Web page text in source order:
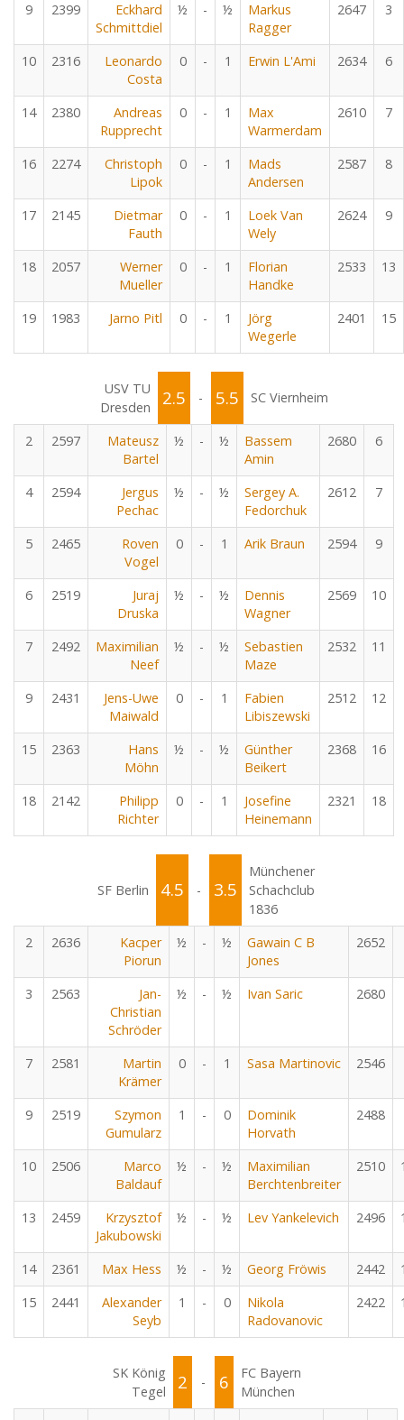
9 2399
Eckhard
Schmittdiel
½ - ½
Markus
Ragger
2647 3
10 2316
Leonardo
Costa
0 - 1 Erwin L'Ami 2634 6
14 2380
Andreas
Rupprecht
0 - 1
Max
Warmerdam
2610 7
16 2274
Christoph
Lipok
0 - 1
Mads
Andersen
2587 8
17 2145
Dietmar
Fauth
0 - 1
Loek Van
Wely
2624 9
18 2057
Werner
Mueller
0 - 1
Florian
Handke
2533 13
19 1983 Jarno Pitl 0 - 1
Jörg
Wegerle
2401 15
USV TU
Dresden
2.5 - 5.5 SC Viernheim
2 2597
Mateusz
Bartel
½ - ½
Bassem
Amin
2680 6
4 2594
Jergus
Pechac
½ - ½
Sergey A.
Fedorchuk
2612 7
5 2465
Roven
Vogel
0 - 1 Arik Braun 2594 9
6 2519
Juraj
Druska
½ - ½
Dennis
Wagner
2569 10
7 2492
Maximilian
Neef
½ - ½
Sebastien
Maze
2532 11
9 2431
Jens-Uwe
Maiwald
0 - 1
Fabien
Libiszewski
2512 12
15 2363
Hans
Möhn
½ - ½
Günther
Beikert
2368 16
18 2142
Philipp
Richter
0 - 1
Josefine
Heinemann
2321 18
SF Berlin 4.5 - 3.5
Münchener
Schachclub
1836
2
2636
Kacper
Piorun
½ - ½
Gawain C B
Jones
2652
3 2563
Jan-
Christian
Schröder
½ - ½ Ivan Saric 2680
7 2581
Martin
Krämer
0 - 1 Sasa Martinovic 2546
9 2519
Szymon
Gumularz
1 - 0
Dominik
Horvath
2488
10 2506
Marco
Baldauf
½ - ½
Maximilian
Berchtenbreiter
2510
13 2459
Krzysztof
Jakubowski
½ - ½ Lev Yankelevich 2496
14 2361 Max Hess ½ - ½ Georg Fröwis 2442
15
2441
Alexander
Seyb
1 - 0
Nikola
Radovanovic
2422
SK König
Tegel
2 - 6
FC Bayern
München